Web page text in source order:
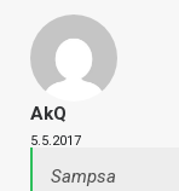
AkQ
5.5.2017
Sampsa